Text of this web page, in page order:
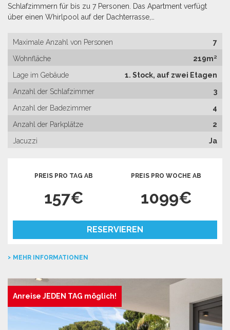
Schlafzimmern für bis zu 7 Personen. Das Apartment verfügt
über einen Whirlpool auf der Dachterrasse,…
Maximale Anzahl von Personen
7
Wohnfläche
219m²
Lage im Gebäude
1. Stock, auf zwei Etagen
Anzahl der Schlafzimmer
3
Anzahl der Badezimmer
4
Anzahl der Parkplätze
2
Jacuzzi
Ja
PREIS PRO TAG AB
157€
PREIS PRO WOCHE AB
1099€
RESERVIEREN
MEHR INFORMATIONEN
Anreise JEDEN TAG möglich!